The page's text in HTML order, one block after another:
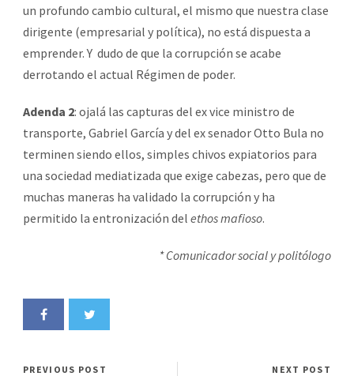
un profundo cambio cultural, el mismo que nuestra clase
dirigente (empresarial y política), no está dispuesta a
emprender. Y dudo de que la corrupción se acabe
derrotando el actual Régimen de poder.
Adenda 2: ojalá las capturas del ex vice ministro de
transporte, Gabriel García y del ex senador Otto Bula no
terminen siendo ellos, simples chivos expiatorios para
una sociedad mediatizada que exige cabezas, pero que de
muchas maneras ha validado la corrupción y ha
permitido la entronización del ethos mafioso.
* Comunicador social y politólogo
PREVIOUS POST NEXT POST